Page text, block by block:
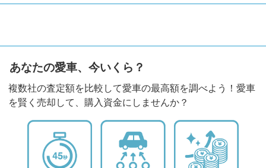
あなたの愛車、今いくら？
複数社の査定額を比較して愛車の最高額を調べよう！愛車
を賢く売却して、購入資金にしませんか？